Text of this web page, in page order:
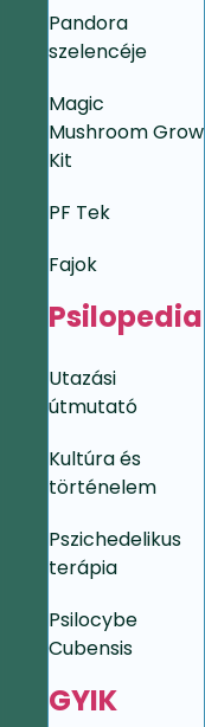
Pandora
szelencéje
Magic
Mushroom Grow
Kit
PF Tek
Fajok
Psilopedia
Utazási
útmutató
Kultúra és
történelem
Pszichedelikus
terápia
Psilocybe
Cubensis
GYIK